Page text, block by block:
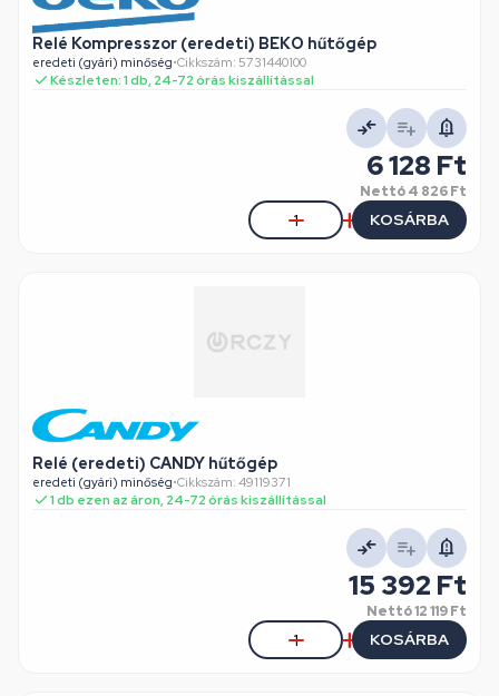
Relé Kompresszor (eredeti) BEKO hűtőgép
eredeti (gyári) minőség•Cikkszám: 5731440100
Készleten: 1 db, 24-72 órás kiszállítással
6 128 Ft
Nettó4 826 Ft
KOSÁRBA
Relé (eredeti) CANDY hűtőgép
eredeti (gyári) minőség•Cikkszám: 49119371
1 db ezen az áron, 24-72 órás kiszállítással
15 392 Ft
Nettó12 119 Ft
KOSÁRBA